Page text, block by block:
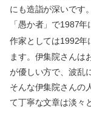
にも造詣が深いです
「愚か者」で1987
作家としては1992年
ます。伊集院さんは
が優しい方で、波乱
そんな伊集院さんの
て丁寧な文章は淡々